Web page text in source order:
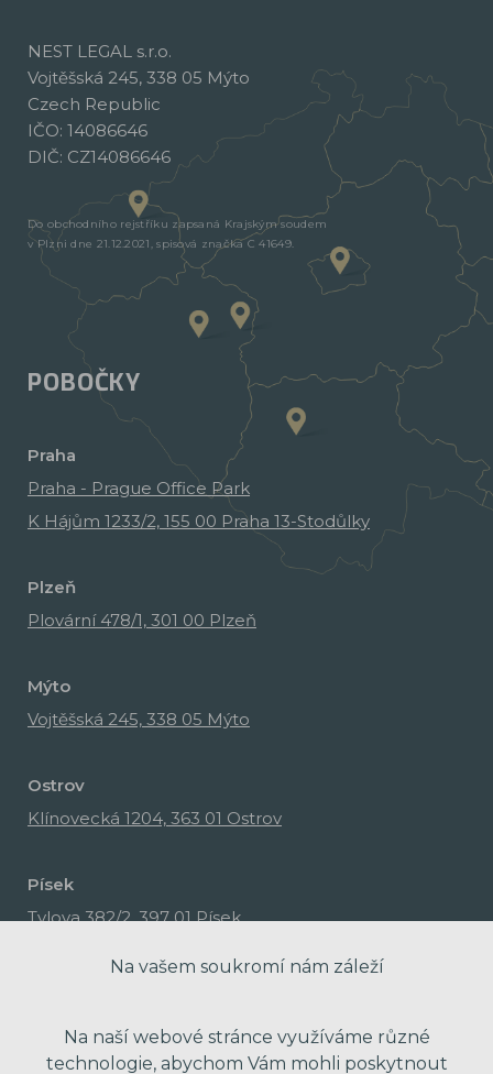
NEST LEGAL s.r.o.
Vojtěšská 245, 338 05 Mýto
Czech Republic
IČO: 14086646
DIČ: CZ14086646
Do obchodního rejstříku zapsaná Krajským soudem
v Plzni dne 21.12.2021, spisová značka C 41649.
POBOČKY
Praha
Praha - Prague Office Park
K Hájům 1233/2, 155 00 Praha 13-Stodůlky
Plzeň
Plovární 478/1, 301 00 Plzeň
Mýto
Vojtěšská 245, 338 05 Mýto
Ostrov
Klínovecká 1204, 363 01 Ostrov
Písek
Tylova 382/2, 397 01 Písek
Na vašem soukromí nám záleží
Na naší webové stránce využíváme různé
technologie, abychom Vám mohli poskytnout